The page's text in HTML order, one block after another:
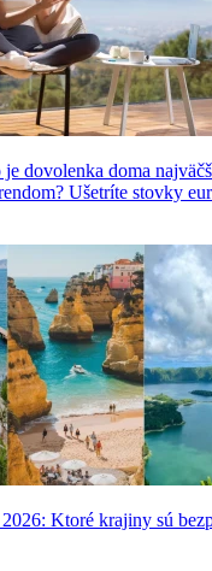
je dovolenka doma
Ušetríte stovky
Ktoré krajiny sú